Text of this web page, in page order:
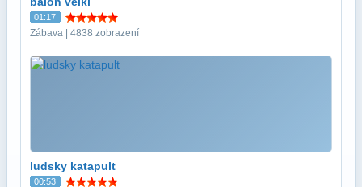
01:17
Zábava | 4838 zobrazení
ludsky katapult
00:53